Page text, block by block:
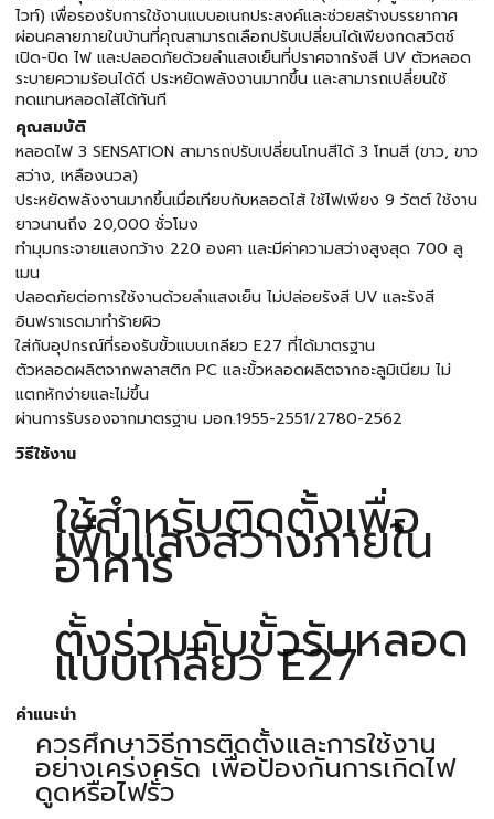
ไวท์) เพื่อรองรับการใช้งานแบบอเนกประสงค์และช่วยสร้างบรรยากาศ
ผ่อนคลายภายในบ้านที่คุณสามารถเลือกปรับเปลี่ยนได้เพียงกดสวิตช์
เปิด-ปิด ไฟ และปลอดภัยด้วยลำแสงเย็นที่ปราศจากรังสี UV ตัวหลอด
ระบายความร้อนได้ดี ประหยัดพลังงานมากขึ้น และสามารถเปลี่ยนใช้
ทดแทนหลอดไส้ได้ทันที
คุณสมบัติ
หลอดไฟ 3 SENSATION สามารถปรับเปลี่ยนโทนสีได้ 3 โทนสี (ขาว, ขาว
สว่าง, เหลืองนวล)
ประหยัดพลังงานมากขึ้นเมื่อเทียบกับหลอดไส้ ใช้ไฟเพียง 9 วัตต์ ใช้งาน
ยาวนานถึง 20,000 ชั่วโมง
ทำมุมกระจายแสงกว้าง 220 องศา และมีค่าความสว่างสูงสุด 700 ลู
เมน
ปลอดภัยต่อการใช้งานด้วยลำแสงเย็น ไม่ปล่อยรังสี UV และรังสี
อินฟราเรดมาทำร้ายผิว
ใส่กับอุปกรณ์ที่รองรับขั้วแบบเกลียว E27 ที่ได้มาตรฐาน
ตัวหลอดผลิตจากพลาสติก PC และขั้วหลอดผลิตจากอะลูมิเนียม ไม่
แตกหักง่ายและไม่ขึ้น
ผ่านการรับรองจากมาตรฐาน มอก.1955-2551/2780-2562
วิธีใช้งาน
ใช้สำหรับติดตั้งเพื่อ
เพิ่มแสงสว่างภายใน
อาคาร
ตั้งร่วมกับขั้วรับหลอด
แบบเกลียว E27
คำแนะนำ
ควรศึกษาวิธีการติดตั้งและการใช้งาน
อย่างเคร่งครัด เพื่อป้องกันการเกิดไฟ
ดูดหรือไฟรั่ว